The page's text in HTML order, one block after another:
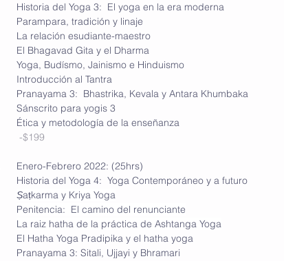
Historia del Yoga 3:  El yoga en la era moderna
Parampara, tradición y linaje
La relación esudiante-maestro
El Bhagavad Gita y el Dharma
Yoga, Budísmo, Jainismo e Hinduismo
Introducción al Tantra
Pranayama 3:  Bhastrika, Kevala y Antara Khumbaka
Sánscrito para yogis 3
Ética y metodología de la enseñanza
-$199
Enero-Febrero 2022: (25hrs)
Historia del Yoga 4:  Yoga Contemporáneo y a futuro
Ṣaṭkarma y Kriya Yoga
Penitencia:  El camino del renunciante
La raiz hatha de la práctica de Ashtanga Yoga
El Hatha Yoga Pradipika y el hatha yoga
Pranayama 3: Sitali, Ujjayi y Bhramari